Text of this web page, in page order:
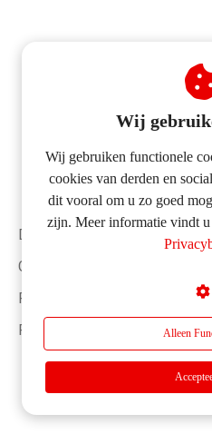
Disclaimer
Gebruikersvoorwaarden
Privacybeleid
Partners
€
Geen
Wij
Wij gebruiken functionele
cookies van derden en
dit vooral om u zo goed
zijn. Meer informatie vindt
Alleen